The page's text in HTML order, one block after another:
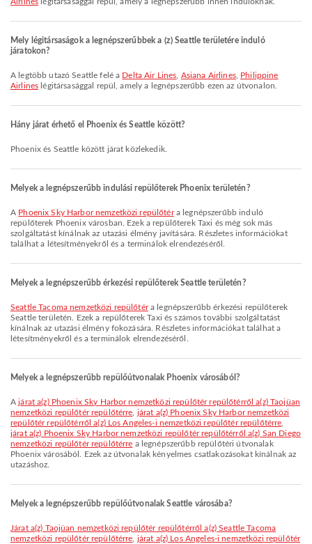
Mely légitársaságok a legnépszerűbbek a (z) Seattle területére induló
járatokon?
A legtöbb utazó Seattle felé a Delta Air Lines Asiana Airlines, Philippine
Airlines légitársasággal repül, amely a legnépszerűbb ezen az útvonalon.
Hány járat érhető el Phoenix és Seattle között?
Phoenix és Seattle között járat közlekedik.
Melyek a legnépszerűbb indulási repülőterek Phoenix területén?
Phoenix Sky Harbor nemzetközi repülőtéra legnépszerűbb induló
repülőterek Phoenix városban. Ezek a repülőterek Taxi és még sok más
szolgáltatást kínálnak az utazási élmény javítására. Részletes információkat
találhat a létesítményekről és a terminálok elrendezéséről.
Melyek a legnépszerűbb érkezési repülőterek Seattle területén?
Seattle Tacoma nemzetközi repülőtéra legnépszerűbb érkezési repülőterek
Seattle területén. Ezek a repülőterek Taxi és számos további szolgáltatást
kínálnak az utazási élmény fokozására. Részletes információkat találhat a
létesítményekről és a terminálok elrendezéséről.
Melyek a legnépszerűbb repülőútvonalak Phoenix városából?
Ajárat a(z) Phoenix Sky Harbor nemzetközi repülőtér repülőtérről a(z) Taojüan
nemzetközi repülőtér repülőtérre járat a(z) Phoenix Sky Harbor nemzetközi
repülőtér repülőtérről a(z) Los Angeles-i nemzetközi repülőtér repülőtérre
járat a(z) Phoenix Sky Harbor nemzetközi repülőtér repülőtérről a(z) San Diego
nemzetközi repülőtér repülőtérre a legnépszerűbb repülőtéri útvonalak
Phoenix városából. Ezek az útvonalak kényelmes csatlakozásokat kínálnak az
utazáshoz.
Melyek a legnépszerűbb repülőútvonalak Seattle városába?
járat a(z) Taojüan nemzetközi repülőtér repülőtérről a(z) Seattle Tacoma
nemzetközi repülőtér repülőtérre járat a(z) Los Angeles-i nemzetközi repülőtér